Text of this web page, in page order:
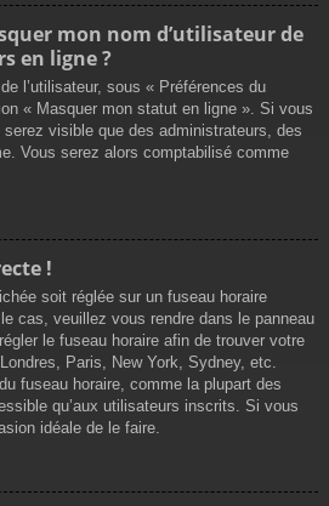
mon nom d’utilisateur de
en ligne ?
l’utilisateur, sous « Préférences du
« Masquer mon statut en ligne ». Si vous
visible que des administrateurs, des
Vous serez alors comptabilisé comme
!
soit réglée sur un fuseau horaire
cas, veuillez vous rendre dans le panneau
le fuseau horaire afin de trouver votre
Paris, New York, Sydney, etc.
fuseau horaire, comme la plupart des
qu’aux utilisateurs inscrits. Si vous
idéale de le faire.